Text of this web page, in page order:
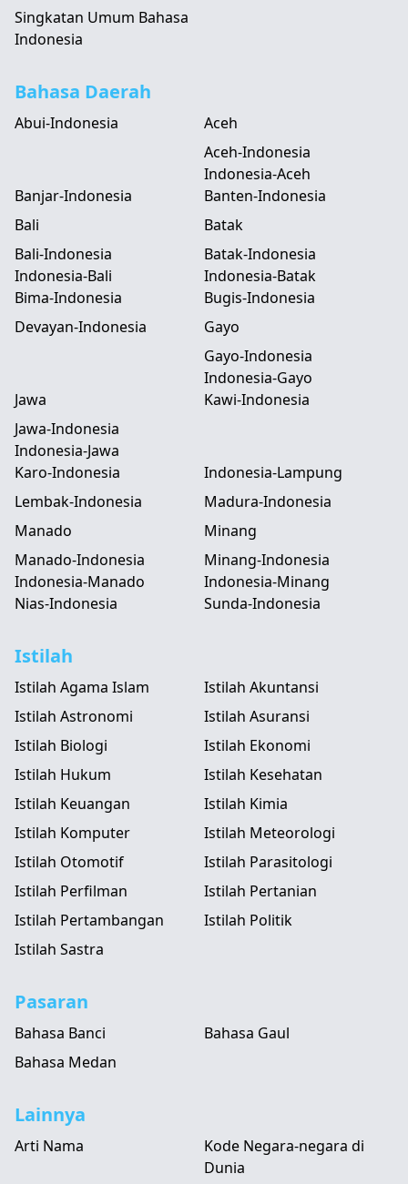
Singkatan Umum Bahasa
Indonesia
Bahasa Daerah
Abui-Indonesia
Aceh
Aceh-Indonesia
Indonesia-Aceh
Banjar-Indonesia
Banten-Indonesia
Bali
Bali-Indonesia
Indonesia-Bali
Batak
Batak-Indonesia
Indonesia-Batak
Bima-Indonesia
Bugis-Indonesia
Devayan-Indonesia
Gayo
Gayo-Indonesia
Indonesia-Gayo
Jawa
Jawa-Indonesia
Indonesia-Jawa
Kawi-Indonesia
Karo-Indonesia
Indonesia-Lampung
Lembak-Indonesia
Madura-Indonesia
Manado
Manado-Indonesia
Indonesia-Manado
Minang
Minang-Indonesia
Indonesia-Minang
Nias-Indonesia
Sunda-Indonesia
Istilah
Istilah Agama Islam
Istilah Akuntansi
Istilah Astronomi
Istilah Asuransi
Istilah Biologi
Istilah Ekonomi
Istilah Hukum
Istilah Kesehatan
Istilah Keuangan
Istilah Kimia
Istilah Komputer
Istilah Meteorologi
Istilah Otomotif
Istilah Parasitologi
Istilah Perfilman
Istilah Pertanian
Istilah Pertambangan
Istilah Politik
Istilah Sastra
Pasaran
Bahasa Banci
Bahasa Gaul
Bahasa Medan
Lainnya
Arti Nama
Kode Negara-negara di
Dunia